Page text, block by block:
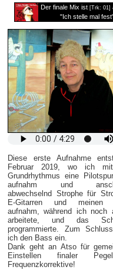
Der finale Mix ist [Trk: 01]
"Ich stelle mal
Diese erste Aufnahme
Februar 2019, wo ich
Grundrhythmus eine
aufnahm und
abwechselnd Strophe für
E-Gitarren und meinen
aufnahm, während ich noch
arbeitete, und das
programmierte. Zum
ich den Bass ein.
Dank geht an Atso für
Einstellen finaler
Frequenzkorrektive!